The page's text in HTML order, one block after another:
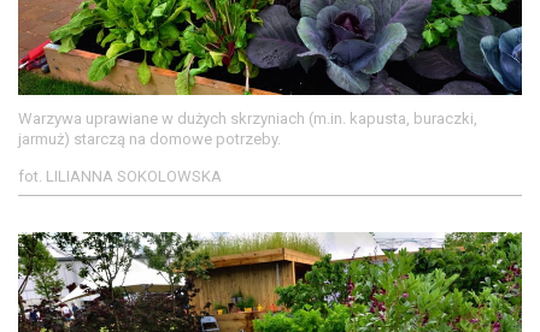
Warzywa uprawiane w dużych skrzyniach (m.in. kapusta, buraczki,
jarmuż) starczą na domowe potrzeby.
fot. LILIANNA SOKOLOWSKA